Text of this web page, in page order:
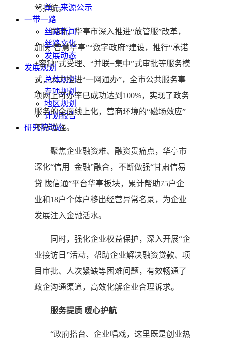
单一来源公示
一带一路
丝路新闻
丝路文化
发展动态
发展规划
总体规划
专项规划
地区规划
计划报告
研究院动态
驾护航。
同时，华亭市深入推进“放管服”改革，
加快“智慧华亭”“数字政府”建设，推行“承诺
+容缺”式受理、“并联+集中”式审批等服务模
式，大力推进“一网通办”，全市公共服务事
项网上可办率已成功达到100%，实现了政务
服务的全面线上化，营商环境的“磁场效应”
不断增强。
聚焦企业融资难、融资贵痛点，华亭市
深化“信用+金融”融合，不断做强“甘肃信易
贷 陇信通”平台华亭板块，累计帮助75户企
业和18户个体户移出经营异常名录，为企业
发展注入金融活水。
同时，强化企业权益保护，深入开展“企
业接访日”活动，帮助企业解决融资贷款、项
目审批、人次紧缺等困难问题，有效畅通了
政企沟通渠道，高效化解企业合理诉求。
服务提质 暖心护航
“政府搭台、企业唱戏，这里既是创业热